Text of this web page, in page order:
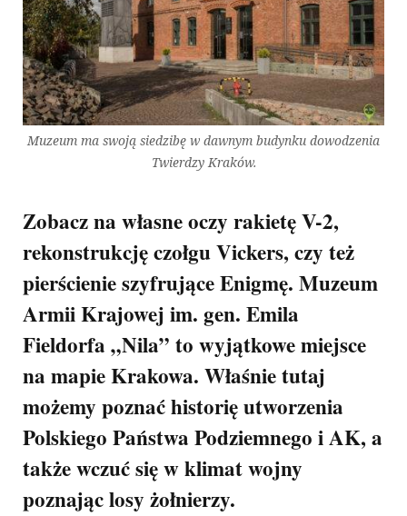
Muzeum ma swoją siedzibę w dawnym budynku dowodzenia
Twierdzy Kraków.
Zobacz na własne oczy rakietę V-2,
rekonstrukcję czołgu Vickers, czy też
pierścienie szyfrujące Enigmę. Muzeum
Armii Krajowej im. gen. Emila
Fieldorfa „Nila” to wyjątkowe miejsce
na mapie Krakowa. Właśnie tutaj
możemy poznać historię utworzenia
Polskiego Państwa Podziemnego i AK, a
także wczuć się w klimat wojny
poznając losy żołnierzy.